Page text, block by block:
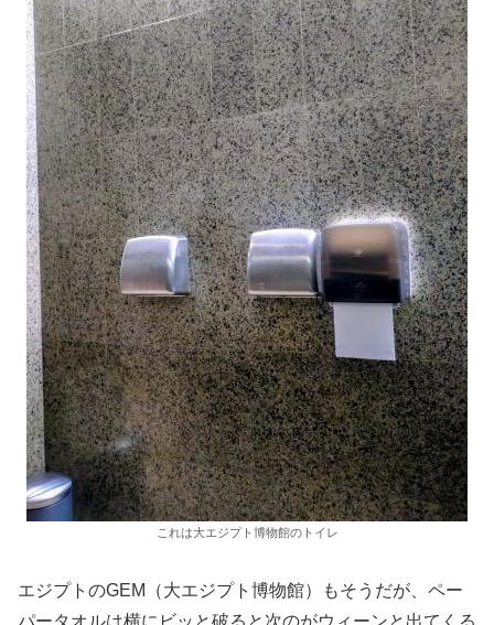
これは大エジプト博物館のトイレ
エジプトのGEM（大エジプト博物館）もそうだが、ペー
パータオルは横にビッと破ると次のがウィーンと出てくる